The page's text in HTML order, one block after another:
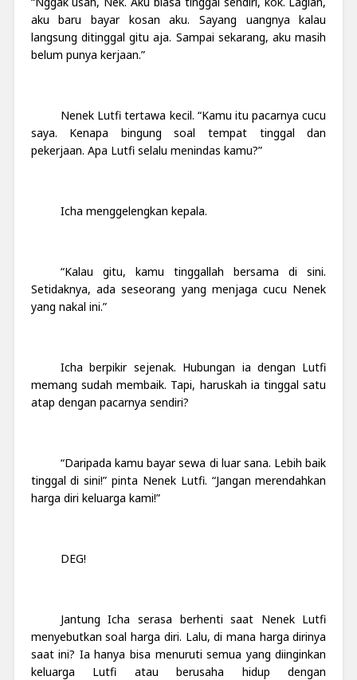
aku baru bayar kosan aku. Sayang uangnya kalau
langsung ditinggal gitu aja. Sampai sekarang, aku masih
belum punya kerjaan.”
Nenek Lutfi tertawa kecil. “Kamu itu pacarnya cucu
saya. Kenapa bingung soal tempat tinggal dan
pekerjaan. Apa Lutfi selalu menindas kamu?”
Icha menggelengkan kepala.
“Kalau gitu, kamu tinggallah bersama di sini.
Setidaknya, ada seseorang yang menjaga cucu Nenek
yang nakal ini.”
Icha berpikir sejenak. Hubungan ia dengan Lutfi
memang sudah membaik. Tapi, haruskah ia tinggal satu
atap dengan pacarnya sendiri?
“Daripada kamu bayar sewa di luar sana. Lebih baik
tinggal di sini!” pinta Nenek Lutfi. “Jangan merendahkan
harga diri keluarga kami!”
DEG!
Jantung Icha serasa berhenti saat Nenek Lutfi
menyebutkan soal harga diri. Lalu, di mana harga dirinya
saat ini? Ia hanya bisa menuruti semua yang diinginkan
keluarga Lutfi atau berusaha hidup dengan